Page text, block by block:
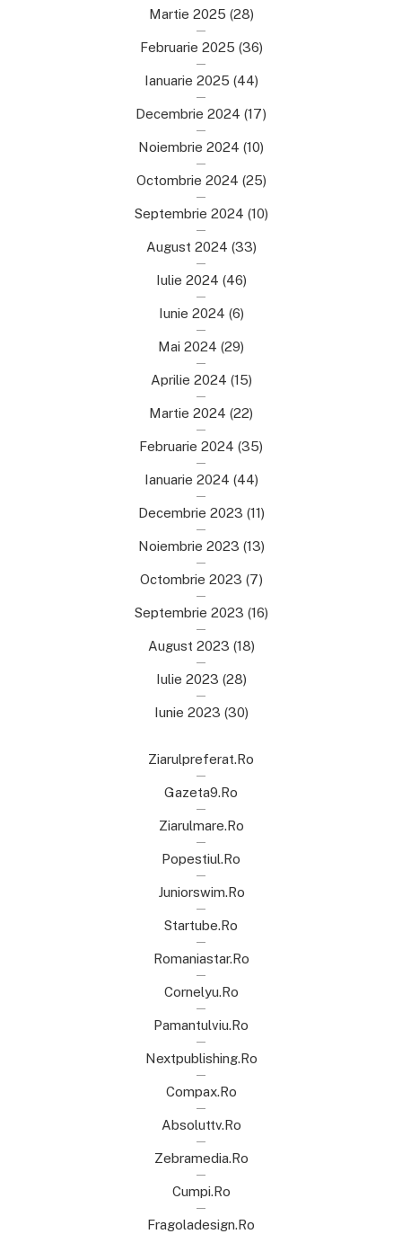
Martie 2025 (28)
Februarie 2025 (36)
Ianuarie 2025 (44)
Decembrie 2024 (17)
Noiembrie 2024 (10)
Octombrie 2024 (25)
Septembrie 2024 (10)
August 2024 (33)
Iulie 2024 (46)
Iunie 2024 (6)
Mai 2024 (29)
Aprilie 2024 (15)
Martie 2024 (22)
Februarie 2024 (35)
Ianuarie 2024 (44)
Decembrie 2023 (11)
Noiembrie 2023 (13)
Octombrie 2023 (7)
Septembrie 2023 (16)
August 2023 (18)
Iulie 2023 (28)
Iunie 2023 (30)
Ziarulpreferat.ro
Gazeta9.ro
Ziarulmare.ro
Popestiul.ro
Juniorswim.ro
Startube.ro
Romaniastar.ro
Cornelyu.ro
Pamantulviu.ro
Nextpublishing.ro
Compax.ro
Absoluttv.ro
Zebramedia.ro
Cumpi.ro
Fragoladesign.ro